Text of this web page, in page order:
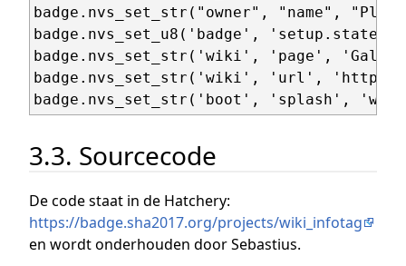
badge.nvs_set_str("owner", "name",
badge.nvs_set_u8('badge', 'setup.state',
badge.nvs_set_str('wiki', 'page',
badge.nvs_set_str('wiki', 'url',
3.3. Sourcecode
De code staat in de Hatchery:
https://badge.sha2017.org/projects/wiki_infotag
en wordt onderhouden door Sebastius.